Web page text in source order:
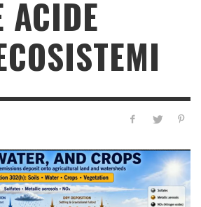
ACIDE